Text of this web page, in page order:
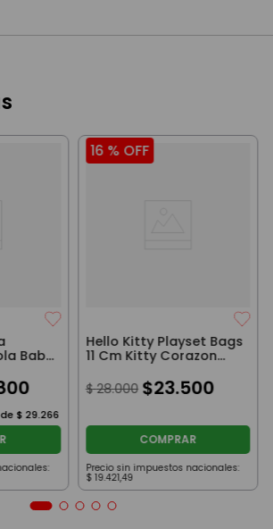
Baby
$ 29.266
16 % OFF
Hello Kitty Playset Bags
11 Cm Kitty Corazon
$ 28.000 $23.500
COMPRAR
Precio sin impuestos nacionales:
$ 19.421,49